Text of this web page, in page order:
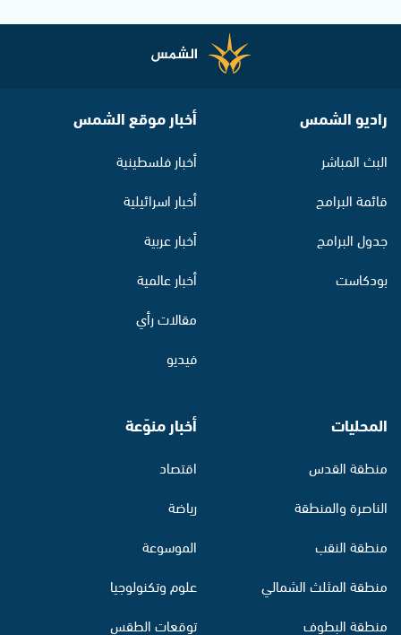
راديو الشمس
البث المباشر
قائمة البرامج
جدول البرامج
بودكاست
أخبار موقع الشمس
أخبار فلسطينية
أخبار اسرائيلية
أخبار عربية
أخبار عالمية
مقالات رأي
فيديو
المحليات
منطقة القدس
الناصرة والمنطقة
منطقة النقب
منطقة المثلث الشمالي
منطقة البطوف
أخبار منوّعة
اقتصاد
رياضة
الموسوعة
علوم وتكنولوجيا
توقعات الطقس